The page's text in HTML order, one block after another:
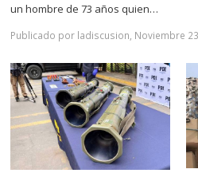
un hombre de 73 años quien…
Publicado por ladiscusion, Noviembre